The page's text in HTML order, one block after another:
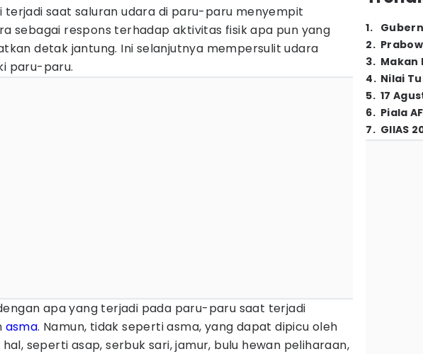
terjadi saat saluran udara di paru-paru menyempit
sebagai respons terhadap aktivitas fisik apa pun yang
detak jantung. Ini selanjutnya mempersulit udara
paru-paru.
apa yang terjadi pada paru-paru saat terjadi
asma. Namun, tidak seperti asma, yang dapat dipicu oleh
seperti asap, serbuk sari, jamur, bulu hewan peliharaan,
1.
2.
3. Makan
4. Nilai
5. 17
6. Piala
7. GIIAS